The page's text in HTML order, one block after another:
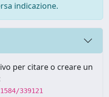
indicazione.
per citare o creare un
339121